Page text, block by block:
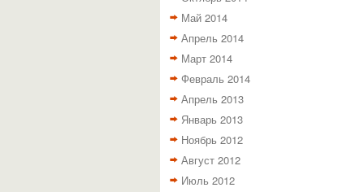
Май 2014
Апрель 2014
Март 2014
Февраль 2014
Апрель 2013
Январь 2013
Ноябрь 2012
Август 2012
Июль 2012